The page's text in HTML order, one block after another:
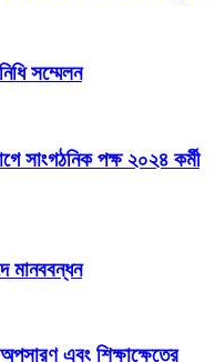
সম্মেলন
সাংগঠনিক পক্ষ ২০২৪ কর্মী
মানববন্ধন
এবং শিক্ষাক্ষেত্রে